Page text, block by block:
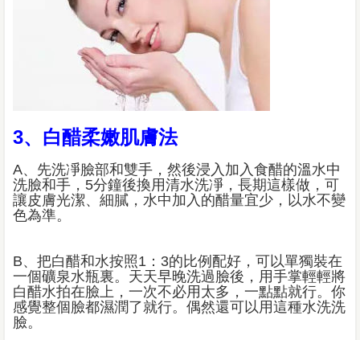
3、白醋柔嫩肌膚法
A、先洗凈臉部和雙手，然後浸入加入食醋的溫水中
洗臉和手，5分鐘後換用清水洗凈，長期這樣做，可
讓皮膚光潔、細膩，水中加入的醋量宜少，以水不變
色為準。
B、把白醋和水按照1：3的比例配好，可以單獨裝在
一個礦泉水瓶裏。天天早晚洗過臉後，用手掌輕輕將
白醋水拍在臉上，一次不必用太多，一點點就行。你
感覺整個臉都濕潤了就行。偶然還可以用這種水洗洗
臉。